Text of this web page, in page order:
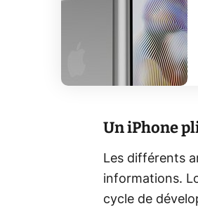
Un iPhone
Les différents
informations.
cycle de